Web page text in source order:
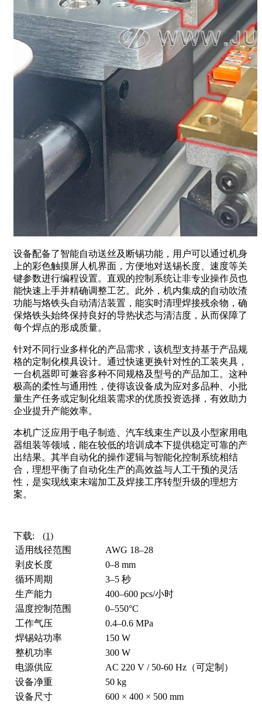
设备配备了智能自动送丝及断锡功能，用户可以通过机身
上的彩色触摸屏人机界面，方便地对送锡长度、速度等关
键参数进行编程设置。直观的控制系统让非专业操作员也
能快速上手并精确调整工艺。此外，机内集成的自动吹渣
功能与烙铁头自动清洁装置，能实时清理焊接残余物，确
保烙铁头始终保持良好的导热状态与清洁度，从而保障了
每个焊点的形成质量。
针对不同行业多样化的产品需求，该机型支持基于产品规
格的定制化模具设计。通过快速更换针对性的工装夹具，
一台机器即可兼容多种不同规格及型号的产品加工。这种
极高的柔性与通用性，使得该设备成为应对多品种、小批
量生产任务或定制化组装需求的优质投资选择，有效助力
企业提升产能效率。
本机广泛应用于电子制造、汽车线束生产以及小型家用电
器组装等领域，能在较低的培训成本下提供稳定可靠的产
出结果。其半自动化的操作逻辑与智能化控制系统相结
合，理想平衡了自动化生产的高效益与人工干预的灵活
性，是实现线束末端加工及焊接工序转型升级的理想方
案。
下载:
(1)
适用线径范围
AWG 18–28
剥皮长度
0–8 mm
循环周期
3–5 秒
生产能力
400–600 pcs/小时
温度控制范围
0–550°C
工作气压
0.4–0.6 MPa
焊锡站功率
150 W
整机功率
300 W
电源供应
AC 220 V / 50-60 Hz（可定制）
设备净重
50 kg
设备尺寸
600 × 400 × 500 mm